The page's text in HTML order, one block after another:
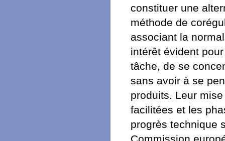
constituer une
méthode de
associant la
intérêt évident
tâche, de se
sans avoir à se
produits. Leur
facilitées et les
progrès technique